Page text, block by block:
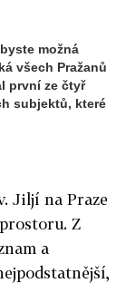
možná
všech Pražanů
první ze čtyř
subjektů, které
Jiljí na Praze
Z
a